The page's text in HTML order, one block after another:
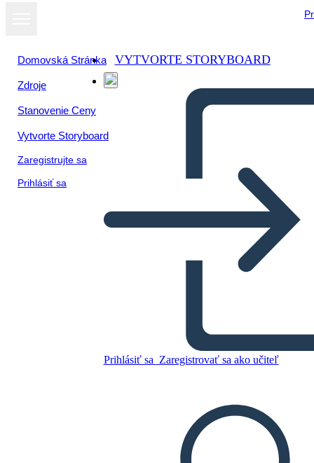
Domovská Stránka
Zdroje
Stanovenie Ceny
Vytvorte Storyboard
Zaregistrujte sa
Prihlásiť sa
VYTVORTE STORYBOARD
Prihlásiť sa Zaregistrovať sa ako učiteľ
Skopírujte tento Storyboard
VYTVORIŤ STORYBOARD
ČÍTAJ MI